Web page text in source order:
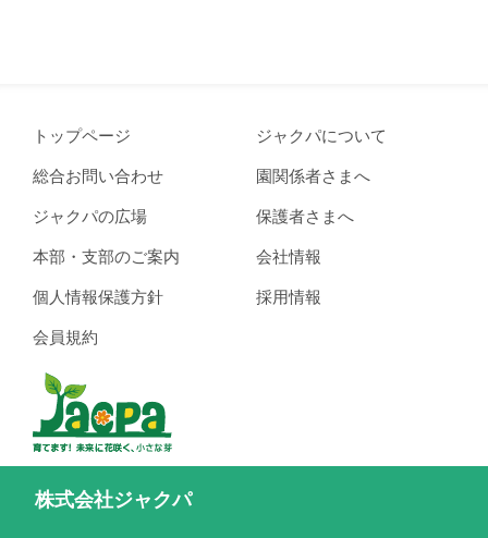
トップページ
総合お問い合わせ
ジャクパの広場
本部・支部のご案内
個人情報保護方針
会員規約
ジャクパについて
園関係者さまへ
保護者さまへ
会社情報
採用情報
株式会社ジャクパ